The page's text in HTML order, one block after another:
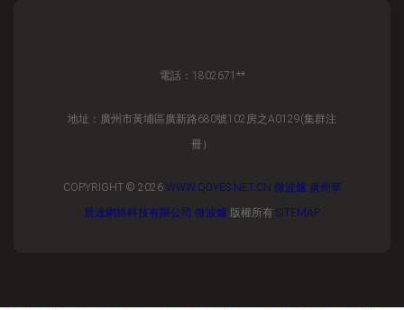
電話：1802671**
地址：廣州市黃埔區廣新路680號102房之A0129(集群注
冊）
COPYRIGHT © 2026 WWW.QDYES.NET.CN 微波爐 廣州華
晨達網絡科技有限公司 微波爐 版權所有 SITEMAP